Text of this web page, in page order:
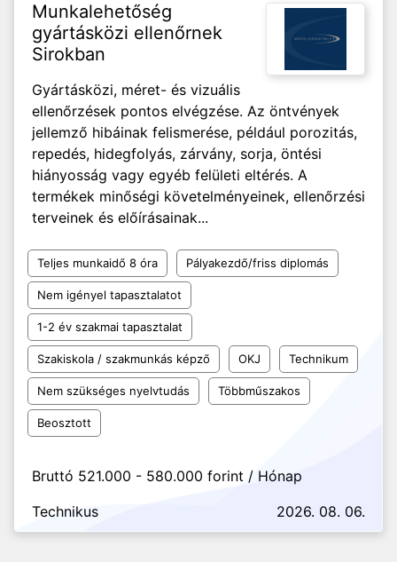
Munkalehetőség
gyártásközi ellenőrnek
Sirokban
Gyártásközi, méret- és vizuális
ellenőrzések pontos elvégzése. Az öntvények
jellemző hibáinak felismerése, például porozitás,
repedés, hidegfolyás, zárvány, sorja, öntési
hiányosság vagy egyéb felületi eltérés. A
termékek minőségi követelményeinek, ellenőrzési
terveinek és előírásainak...
Teljes munkaidő 8 óra Pályakezdő/friss diplomás
Nem igényel tapasztalatot
1-2 év szakmai tapasztalat
Szakiskola / szakmunkás képző OKJ Technikum
Nem szükséges nyelvtudás Többműszakos
Beosztott
Bruttó 521.000 - 580.000 forint / Hónap
Technikus
2026. 08. 06.